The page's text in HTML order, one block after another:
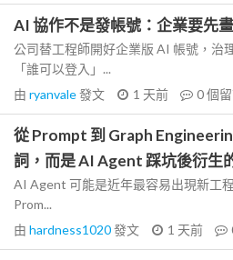
AI 協作不是發帳號：企業要先
公司替工程師開好企業版 AI 帳號，治
「誰可以登入」...
由 ryanvale發文 1 天前 0個
從 Prompt 到 Graph
詞，而是 AI Agent 踩坑後衍生
AI Agent 可能是近年最容易出現新工
Prom...
由 hardness1020發文 1 天前